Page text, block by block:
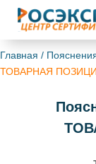
Главная /
ТОВАРНАЯ